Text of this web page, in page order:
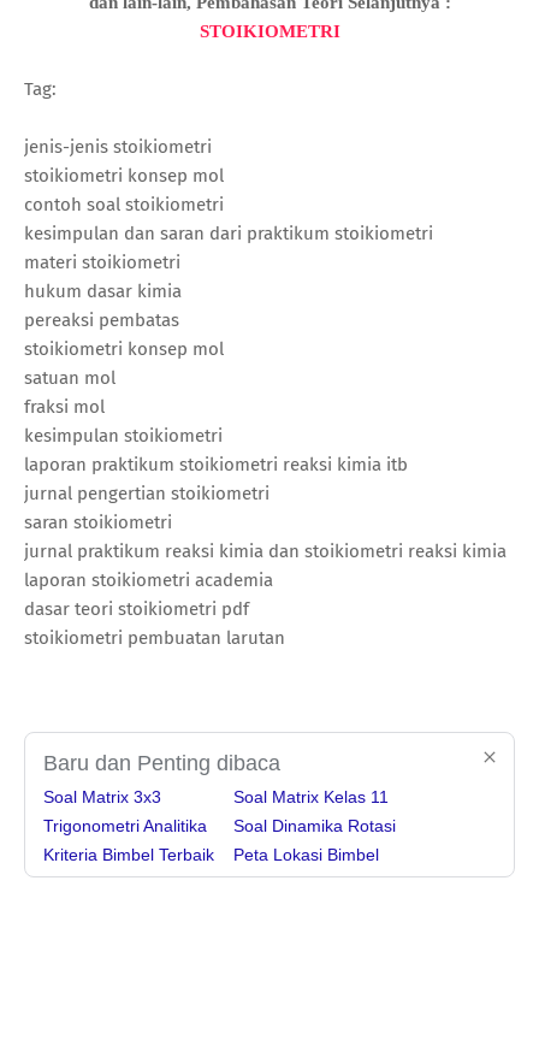
STOIKIOMETRI
Tag:
jenis-jenis stoikiometri
stoikiometri konsep mol
contoh soal stoikiometri
kesimpulan dan saran dari praktikum stoikiometri
materi stoikiometri
hukum dasar kimia
pereaksi pembatas
stoikiometri konsep mol
satuan mol
fraksi mol
kesimpulan stoikiometri
laporan praktikum stoikiometri reaksi kimia itb
jurnal pengertian stoikiometri
saran stoikiometri
jurnal praktikum reaksi kimia dan stoikiometri reaksi kimia
laporan stoikiometri academia
dasar teori stoikiometri pdf
stoikiometri pembuatan larutan
Baru dan Penting dibaca
Soal Matrix 3x3
Trigonometri Analitika
Kriteria Bimbel Terbaik
Soal Matrix Kelas 11
Soal Dinamika Rotasi
Peta Lokasi Bimbel